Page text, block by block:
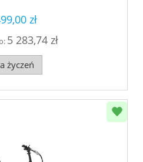
zł
5 283,74 zł
życzeń